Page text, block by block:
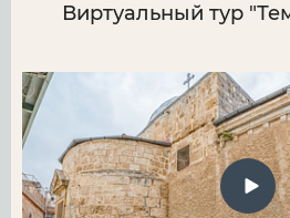
Виртуальный тур